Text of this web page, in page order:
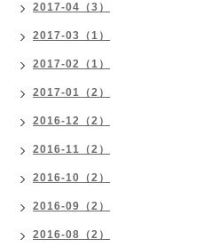
2017-04（3）
2017-03（1）
2017-02（1）
2017-01（2）
2016-12（2）
2016-11（2）
2016-10（2）
2016-09（2）
2016-08（2）